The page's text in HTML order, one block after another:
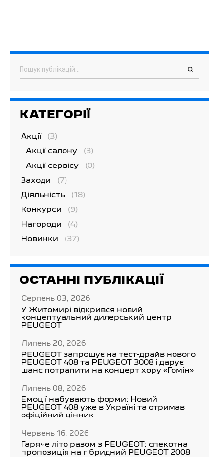
Пошук
КАТЕГОРІЇ
Акції (3)
Акції салону (3)
Акції сервісу (0)
Заходи (7)
Діяльність (18)
Конкурси (9)
Нагороди (4)
Новинки (37)
ОСТАННІ ПУБЛІКАЦІЇ
Серпень 03, 2026
У Житомирі відкрився новий
концептуальний дилерський центр
PEUGEOT
Липень 20, 2026
PEUGEOT запрошує на тест-драйв нового
PEUGEOT 408 та PEUGEOT 3008 і дарує
шанс потрапити на концерт хору «Гомін»
Липень 08, 2026
Емоції набувають форми: Новий
PEUGEOT 408 уже в Україні та отримав
офіційний цінник
Червень 16, 2026
Гаряче літо разом з PEUGEOT: спекотна
пропозиція на гібридний PEUGEOT 2008